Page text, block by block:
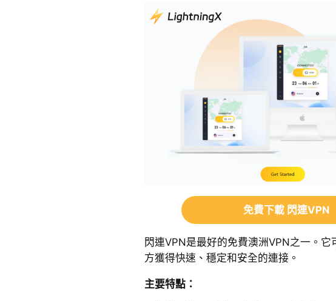
免費下載 閃連VPN
閃連VPN是最好的免費澳洲VPN之一。它
方獲得快速、穩定和安全的連接。
主要特點：